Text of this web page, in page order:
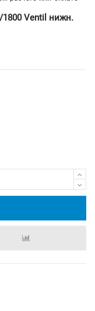
1800 Ventil нижн.